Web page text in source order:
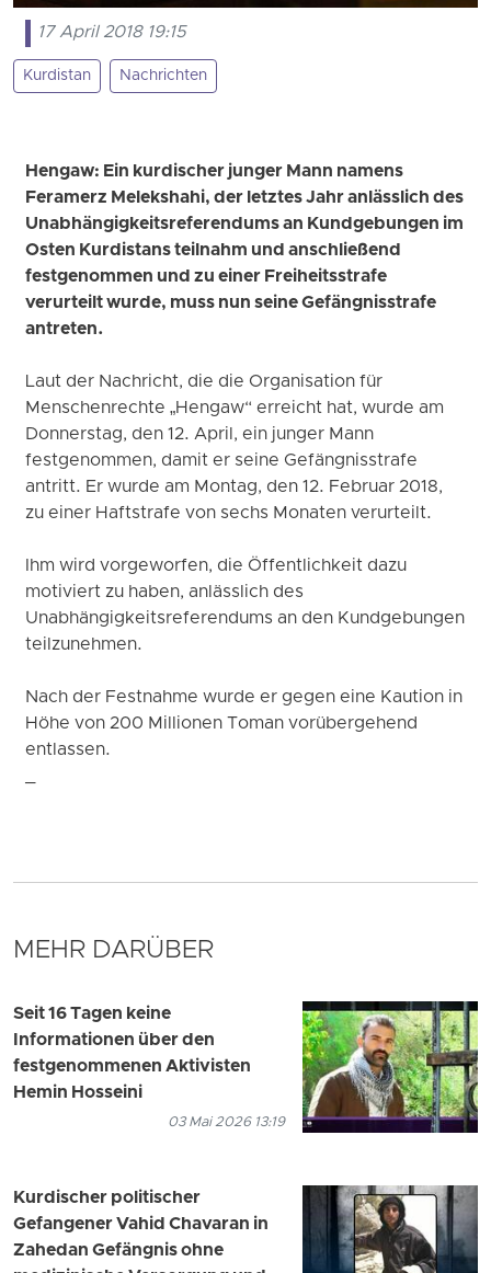
17 April 2018 19:15
Kurdistan Nachrichten
Hengaw: Ein kurdischer junger Mann namens
Feramerz Melekshahi, der letztes Jahr anlässlich des
Unabhängigkeitsreferendums an Kundgebungen im
Osten Kurdistans teilnahm und anschließend
festgenommen und zu einer Freiheitsstrafe
verurteilt wurde, muss nun seine Gefängnisstrafe
antreten.
Laut der Nachricht, die die Organisation für
Menschenrechte „Hengaw“ erreicht hat, wurde am
Donnerstag, den 12. April, ein junger Mann
festgenommen, damit er seine Gefängnisstrafe
antritt. Er wurde am Montag, den 12. Februar 2018,
zu einer Haftstrafe von sechs Monaten verurteilt.
Ihm wird vorgeworfen, die Öffentlichkeit dazu
motiviert zu haben, anlässlich des
Unabhängigkeitsreferendums an den Kundgebungen
teilzunehmen.
Nach der Festnahme wurde er gegen eine Kaution in
Höhe von 200 Millionen Toman vorübergehend
entlassen.
_
MEHR DARÜBER
Seit 16 Tagen keine
Informationen über den
festgenommenen Aktivisten
Hemin Hosseini
03 Mai 2026 13:19
Kurdischer politischer
Gefangener Vahid Chavaran in
Zahedan Gefängnis ohne